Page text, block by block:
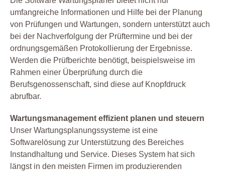
umfangreiche Informationen und Hilfe bei der Planung
von Prüfungen und Wartungen, sondern unterstützt auch
bei der Nachverfolgung der Prüftermine und bei der
ordnungsgemäßen Protokollierung der Ergebnisse.
Werden die Prüfberichte benötigt, beispielsweise im
Rahmen einer Überprüfung durch die
Berufsgenossenschaft, sind diese auf Knopfdruck
abrufbar.
Wartungsmanagement effizient planen und steuern
Unser Wartungsplanungssysteme ist eine
Softwarelösung zur Unterstützung des Bereiches
Instandhaltung und Service. Dieses System hat sich
längst in den meisten Firmen im produzierenden